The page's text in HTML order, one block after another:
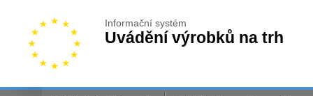
Informační systém
Uvádění výrobků na trh